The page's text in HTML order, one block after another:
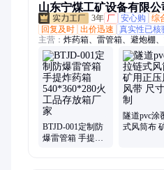
山东宁煤工矿设备有限公
3年 厂 安心购 综
回复及时 出价迅速 真实性已核
主营： 炸药箱、雷管箱、避炮棚
隔爆型潜水排沙电泵、BQG隔膜
药库、雷管作业箱、井下有轨炸
工品存放柜、固定式矿车、侧卸
险品保险箱、民爆箱、防爆潜水
存罐、放炮线、可移动式安全防
存保险柜
BTJD-001定制防
爆雷管箱 手提炸
隧道pvc涂
式风筒布